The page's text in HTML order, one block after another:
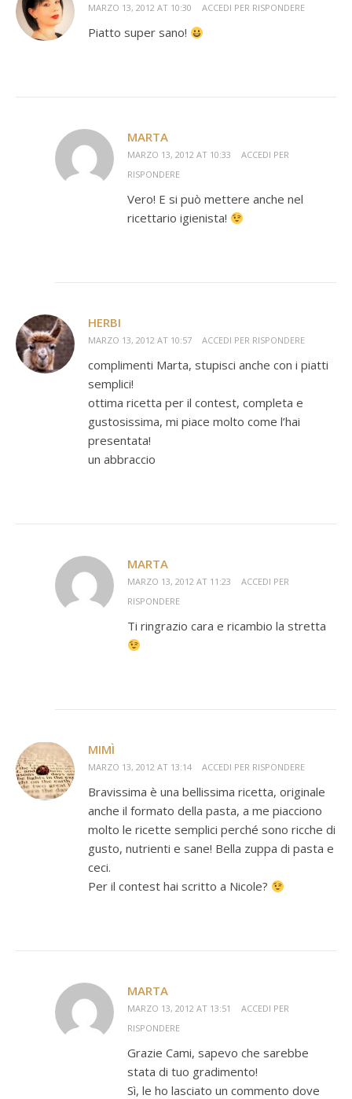
MARZO 13, 2012 AT 10:30 ACCEDI PER RISPONDERE
Piatto super sano!
MARTA
MARZO 13, 2012 AT 10:33
ACCEDI PER
RISPONDERE
Vero! E si può mettere anche nel
ricettario igienista!
HERBI
MARZO 13, 2012 AT 10:57 ACCEDI PER RISPONDERE
complimenti Marta, stupisci anche con i piatti
semplici!
ottima ricetta per il contest, completa e
gustosissima, mi piace molto come l’hai
presentata!
un abbraccio
MARTA
MARZO 13, 2012 AT 11:23
ACCEDI PER
RISPONDERE
Ti ringrazio cara e ricambio la stretta
MIMÌ
MARZO 13, 2012 AT 13:14 ACCEDI PER RISPONDERE
Bravissima è una bellissima ricetta, originale
anche il formato della pasta, a me piacciono
molto le ricette semplici perché sono ricche di
gusto, nutrienti e sane! Bella zuppa di pasta e
ceci.
Per il contest hai scritto a Nicole?
MARTA
MARZO 13, 2012 AT 13:51
ACCEDI PER
RISPONDERE
Grazie Cami, sapevo che sarebbe
stata di tuo gradimento!
Sì, le ho lasciato un commento dove